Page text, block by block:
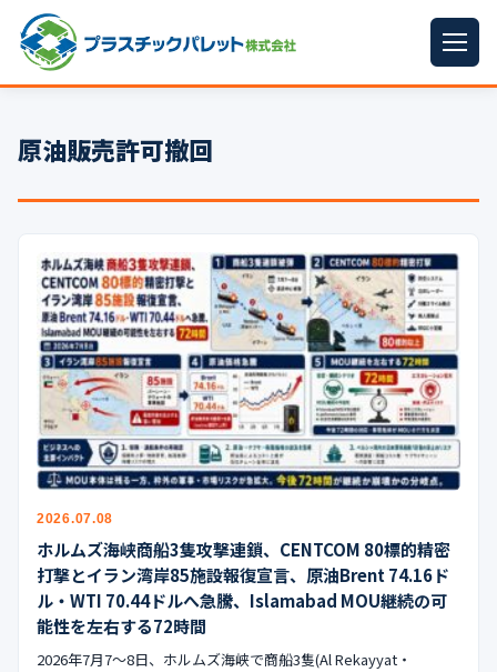
パレットサイズ
プラパレット ▼
コンテナ
中古パレット
再生原料
梱包資材
イラン情勢まとめ ▼
公式ブログ
会社案内
🇺🇸🇰🇷
原油販売許可撤回
2026.07.08
ホルムズ海峡商船3隻攻撃連鎖、CENTCOM 80標的精密
打撃とイラン湾岸85施設報復宣言、原油Brent 74.16ド
ル・WTI 70.44ドルへ急騰、Islamabad MOU継続の可
能性を左右する72時間
2026年7月7〜8日、ホルムズ海峡で商船3隻(Al Rekayyat・